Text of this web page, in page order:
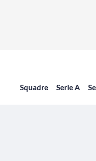
Squadre Serie A